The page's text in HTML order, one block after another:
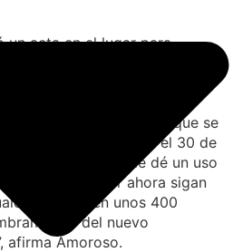
un acta en el lugar para
El shopping ya tiene sus
cerrados. La AHRCC llegó
bares y restaurantes que
abiertos hasta que se
“Lo que se decidió el 30 de
de la Ciudad le dé un uso
para que por ahora sigan
que tienen unos 400
del nuevo
afirma Amoroso.